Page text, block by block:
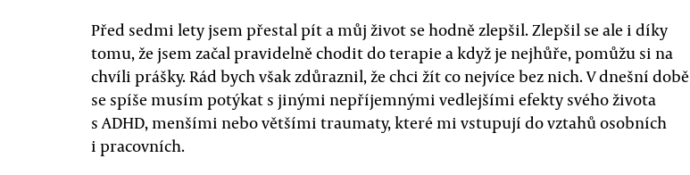
Před sedmi lety jsem přestal pít a můj život se hodně zlepšil. Zlepšil se ale i díky
tomu, že jsem začal pravidelně chodit do terapie a když je nejhůře, pomůžu si na
chvíli prášky. Rád bych však zdůraznil, že chci žít co nejvíce bez nich. V dnešní době
se spíše musím potýkat s jinými nepříjemnými vedlejšími efekty svého života
s ADHD, menšími nebo většími traumaty, které mi vstupují do vztahů osobních
i pracovních.